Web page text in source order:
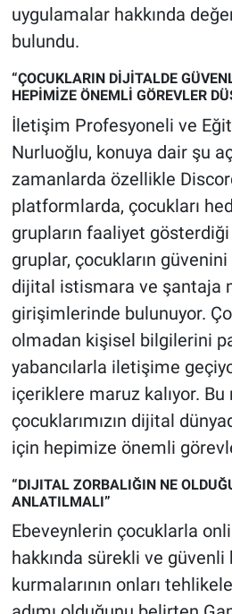
uygulamalar hakkında
bulundu.
“ÇOCUKLARIN DİJİTALDE
HEPİMİZE ÖNEMLİ GÖREVLER
İletişim Profesyoneli ve
Nurluoğlu, konuya dair şu
zamanlarda özellikle
platformlarda, çocukları
grupların faaliyet
gruplar, çocukların
dijital istismara ve şantaja
girişimlerinde bulunuyor.
olmadan kişisel bilgilerini
yabancılarla iletişime
içeriklere maruz kalıyor. Bu
çocuklarımızın dijital
için hepimize önemli
“DIJITAL ZORBALIĞIN NE
ANLATILMALI”
Ebeveynlerin çocuklarla
hakkında sürekli ve
kurmalarının onları
Teknoloji
Türkiye'nin Geleceği
Türkiye'nin Gündemi
Yerel Gündem
Yerel Yaşam
Canlı Yayın